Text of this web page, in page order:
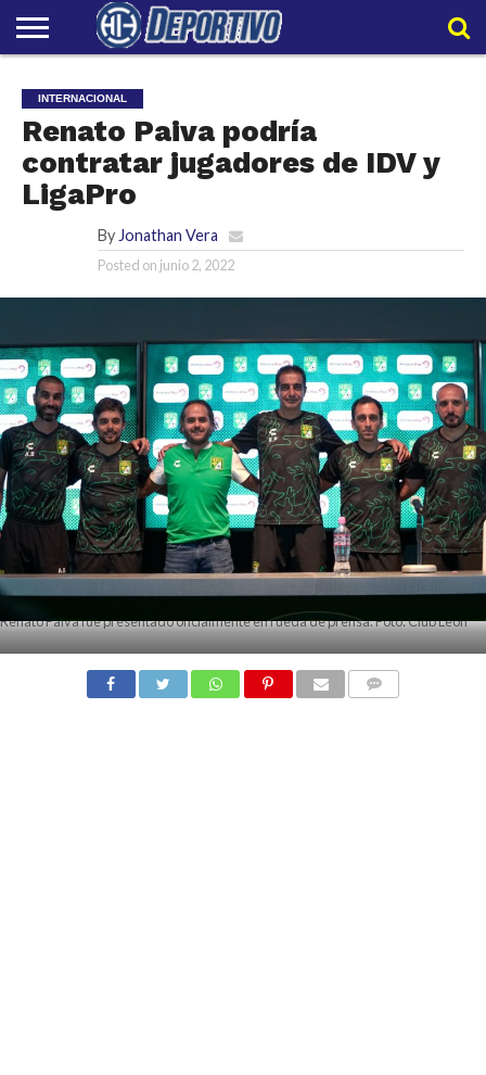
NACIONAL
INTERNACIONAL
EMBAJADORES
POLIDEPORTIVO
POLÍTICAS
DE
PRIVACIDAD
CONTACTO
HIT
EQUIPO
HIT
INTERNACIONAL
Renato Paiva podría
contratar jugadores de IDV y
LigaPro
By Jonathan Vera
Posted on junio 2, 2022
Renato Paiva fue presentado oficialmente en rueda de prensa. Foto: Club León